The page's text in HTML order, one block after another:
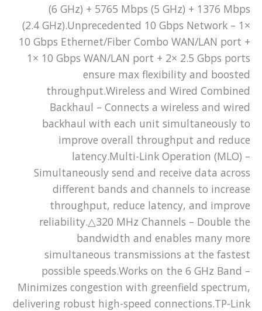
(6 GHz) + 5765 Mbps (5 GHz) + 1376 Mbps
(2.4 GHz).Unprecedented 10 Gbps Network – 1×
10 Gbps Ethernet/Fiber Combo WAN/LAN port +
1× 10 Gbps WAN/LAN port + 2× 2.5 Gbps ports
ensure max flexibility and boosted
throughput.Wireless and Wired Combined
Backhaul – Connects a wireless and wired
backhaul with each unit simultaneously to
improve overall throughput and reduce
latency.Multi-Link Operation (MLO) –
Simultaneously send and receive data across
different bands and channels to increase
throughput, reduce latency, and improve
reliability.△320 MHz Channels – Double the
bandwidth and enables many more
simultaneous transmissions at the fastest
possible speeds.Works on the 6 GHz Band –
Minimizes congestion with greenfield spectrum,
delivering robust high-speed connections.TP-Link